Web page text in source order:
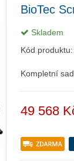
BioTec
Skladem
Kód produktu:
Kompletní
49 568